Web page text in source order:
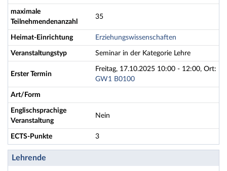
maximale
Teilnehmendenanzahl
35
Heimat-Einrichtung Erziehungswissenschaften
Veranstaltungstyp Seminar in der Kategorie Lehre
Erster Termin
Freitag, 17.10.2025 10:00 - 12:00, Ort:
GW1 B0100
Art/Form
Englischsprachige
Veranstaltung
Nein
ECTS-Punkte 3
Lehrende